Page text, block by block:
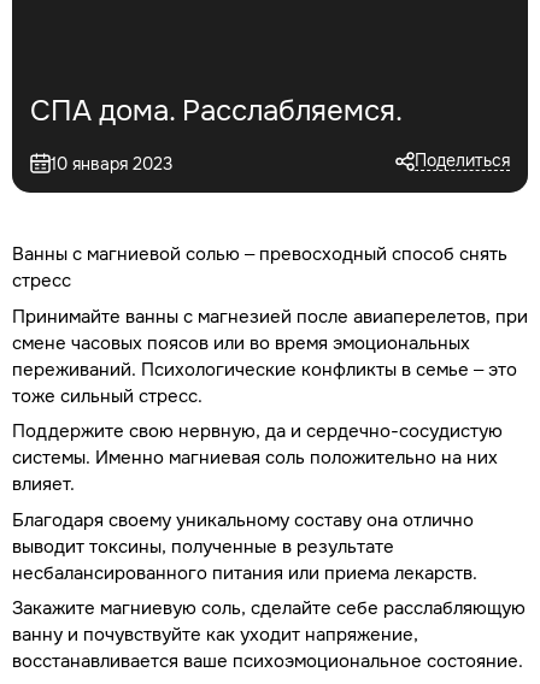
СПА дома. Расслабляемся.
10 января 2023 Поделиться
Ванны с магниевой солью – превосходный способ снять
стресс
Принимайте ванны с магнезией после авиаперелетов, при
смене часовых поясов или во время эмоциональных
переживаний. Психологические конфликты в семье – это
тоже сильный стресс.
Поддержите свою нервную, да и сердечно-сосудистую
системы. Именно магниевая соль положительно на них
влияет.
Благодаря своему уникальному составу она отлично
выводит токсины, полученные в результате
несбалансированного питания или приема лекарств.
Закажите магниевую соль, сделайте себе расслабляющую
ванну и почувствуйте как уходит напряжение,
восстанавливается ваше психоэмоциональное состояние.